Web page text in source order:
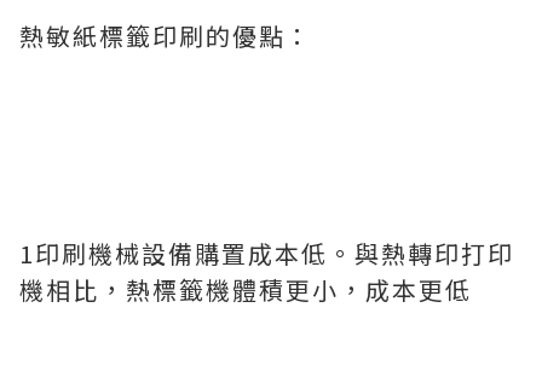
熱敏紙標籤印刷的優點：
1印刷機械設備購置成本低。與熱轉印打印
機相比，熱標籤機體積更小，成本更低